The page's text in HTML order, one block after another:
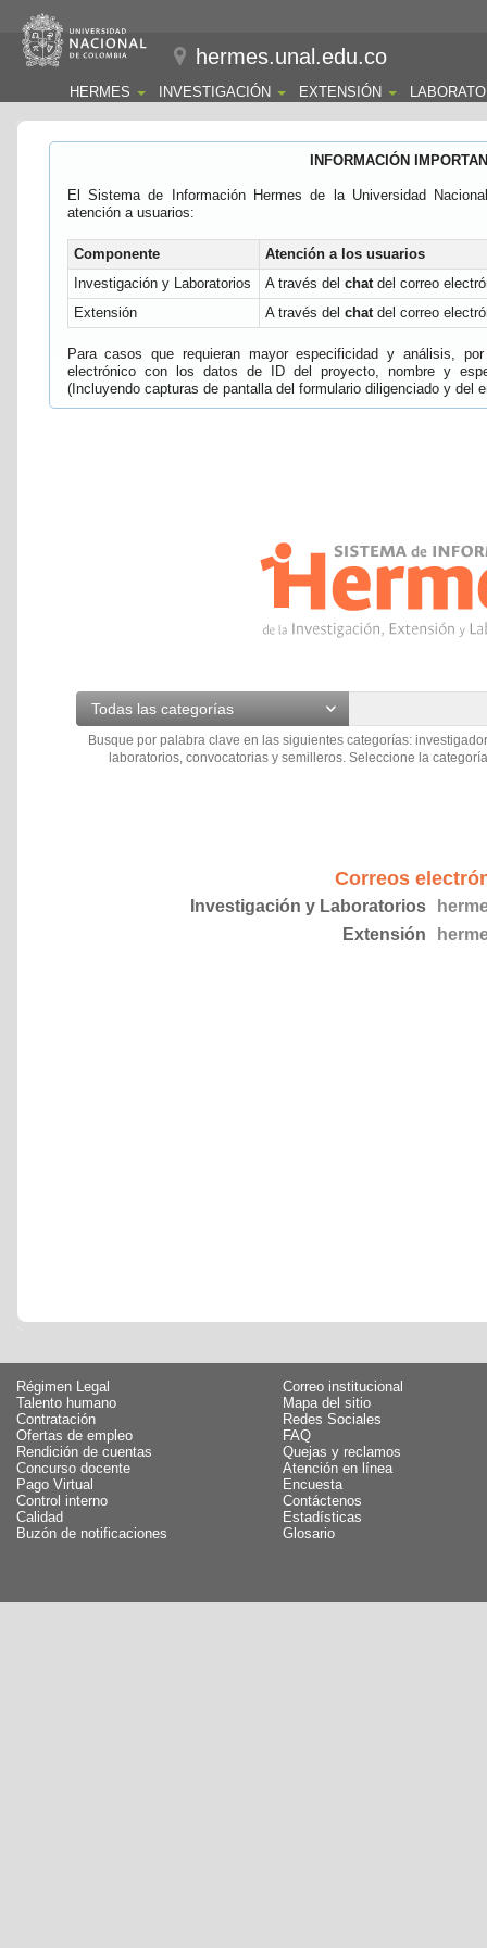
hermes.unal.edu.co
HERMES INVESTIGACIÓN EXTENSIÓN
INFORMACIÓN
El Sistema de Información Hermes de la Universidad
atención a usuarios:
Componente
Atención a los usuarios
Investigación y Laboratorios
A través del chatdel correo
Extensión
A través del chatdel correo
Para casos que requieran mayor especificidad y análisis,
electrónico con los datos de ID del proyecto, nombre y
(Incluyendo capturas de pantalla del formulario diligenciado y del
Todas las categorías
Busque por palabra clave en las siguientes categorías:
laboratorios, convocatorias y semilleros. Seleccione la
Correos
Investigación y Laboratorios
Extensión
Régimen Legal
Talento humano
Contratación
Ofertas de empleo
Rendición de cuentas
Concurso docente
Pago Virtual
Control interno
Calidad
Buzón de notificaciones
Correo institucional
Mapa del sitio
Redes Sociales
FAQ
Quejas y reclamos
Atención en línea
Encuesta
Contáctenos
Estadísticas
Glosario